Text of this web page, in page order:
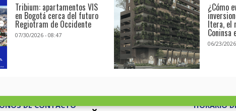
Tribium: apartamentos VIS
en Bogotá cerca del futuro
Regiotram de Occidente
07/30/2026 - 08:47
¿Cómo
Itera, el
Coninsa
06/23/
DE CONTACTO
HORARIO